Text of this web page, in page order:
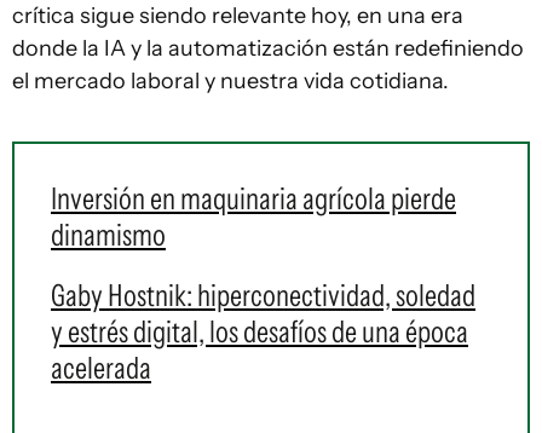
crítica sigue siendo relevante hoy, en una era
donde la IA y la automatización están redefiniendo
el mercado laboral y nuestra vida cotidiana.
Inversión en maquinaria agrícola pierde
dinamismo
Gaby Hostnik: hiperconectividad, soledad
y estrés digital, los desafíos de una época
acelerada